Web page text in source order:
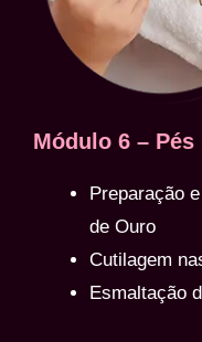
Módulo 6 – Pés
Preparação
de Ouro
Cutilagem
Esmaltação